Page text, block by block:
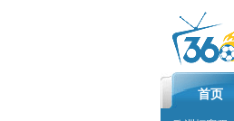
首页